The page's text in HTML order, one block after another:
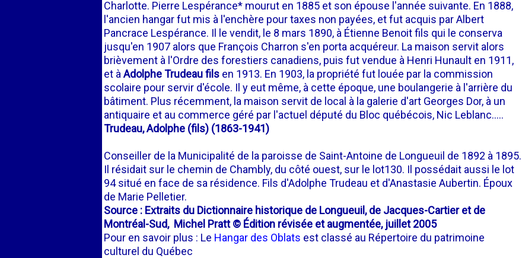
Charlotte. Pierre Lespérance* mourut en 1885 et son épouse l'année suivante. En 1888,
l'ancien hangar fut mis à l'enchère pour taxes non payées, et fut acquis par Albert
Pancrace Lespérance. Il le vendit, le 8 mars 1890, à Étienne Benoit fils qui le conserva
jusqu'en 1907 alors que François Charron s'en porta acquéreur. La maison servit alors
brièvement à l'Ordre des forestiers canadiens, puis fut vendue à Henri Hunault en 1911,
et à Adolphe Trudeau fils en 1913. En 1903, la propriété fut louée par la commission
scolaire pour servir d'école. Il y eut même, à cette époque, une boulangerie à l'arrière du
bâtiment. Plus récemment, la maison servit de local à la galerie d'art Georges Dor, à un
antiquaire et au commerce géré par l'actuel député du Bloc québécois, Nic Leblanc.....
Trudeau, Adolphe (fils) (1863-1941)
Conseiller de la Municipalité de la paroisse de Saint-Antoine de Longueuil de 1892 à 1895.
Il résidait sur le chemin de Chambly, du côté ouest, sur le lot130. Il possédait aussi le lot
94 situé en face de sa résidence. Fils d'Adolphe Trudeau et d'Anastasie Aubertin. Époux
de Marie Pelletier.
Source : Extraits du Dictionnaire historique de Longueuil, de Jacques-Cartier et de
Montréal-Sud, Michel Pratt © Édition révisée et augmentée, juillet 2005
Pour en savoir plus : Le Hangar des Oblats est classé au Répertoire du patrimoine
culturel du Québec